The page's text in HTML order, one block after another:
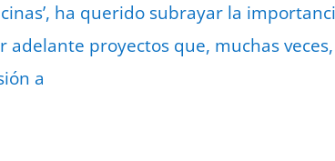
ha querido subrayar la
proyectos que, muchas
a